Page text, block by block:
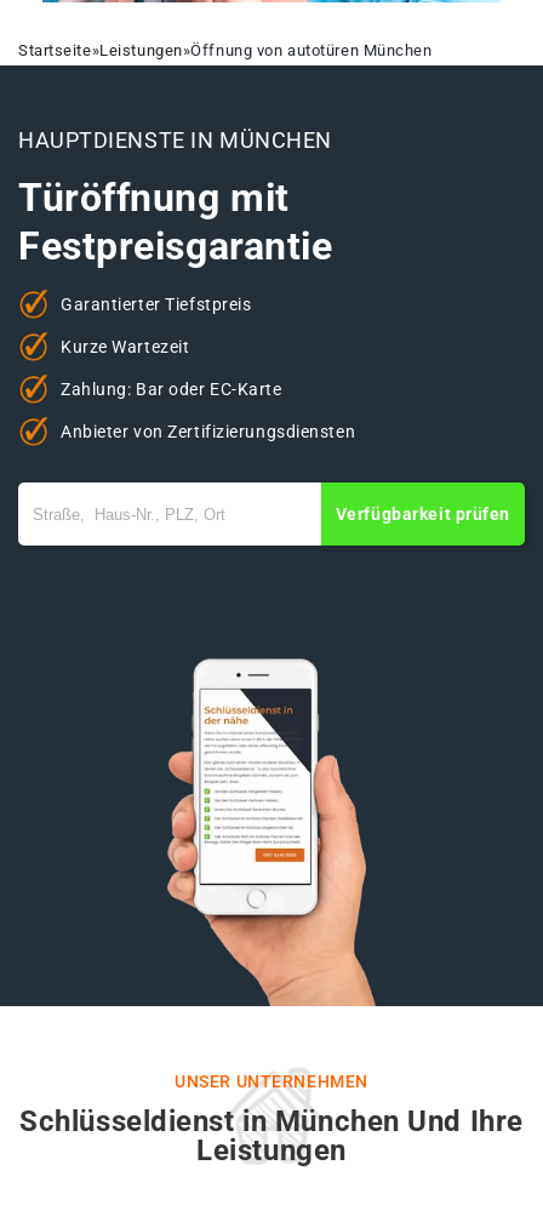
Startseite»Leistungen»Öffnung von autotüren München
HAUPTDIENSTE IN MÜNCHEN
Türöffnung mit
Festpreisgarantie
Garantierter Tiefstpreis
Kurze Wartezeit
Zahlung: Bar oder EC-Karte
Anbieter von Zertifizierungsdiensten
Verfügbarkeit prüfen
UNSER UNTERNEHMEN
Schlüsseldienst in München Und Ihre
Leistungen